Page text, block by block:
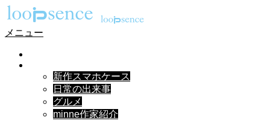
メニュー
新作スマホケース
日常の出来事
グルメ
minne作家紹介